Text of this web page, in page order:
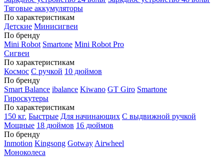
Тяговые аккумуляторы
По характеристикам
Детские Минисигвеи
По бренду
Mini Robot Smartone Mini Robot Pro
Сигвеи
По характеристикам
Космос С ручкой 10 дюймов
По бренду
Smart Balance ibalance Kiwano GT Giro Smartone
Гироскутеры
По характеристикам
150 кг. Быстрые Для начинающих С выдвижной ручкой
Мощные 18 дюймов 16 дюймов
По бренду
Inmotion Kingsong Gotway Airwheel
Моноколеса